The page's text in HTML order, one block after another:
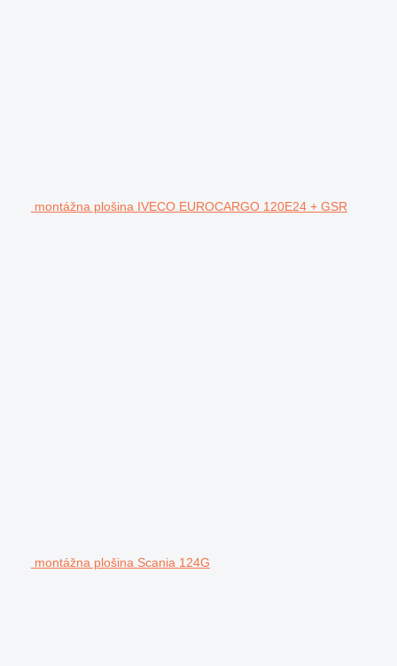
montážna plošina IVECO EUROCARGO 120E24 + GSR
montážna plošina Scania 124G